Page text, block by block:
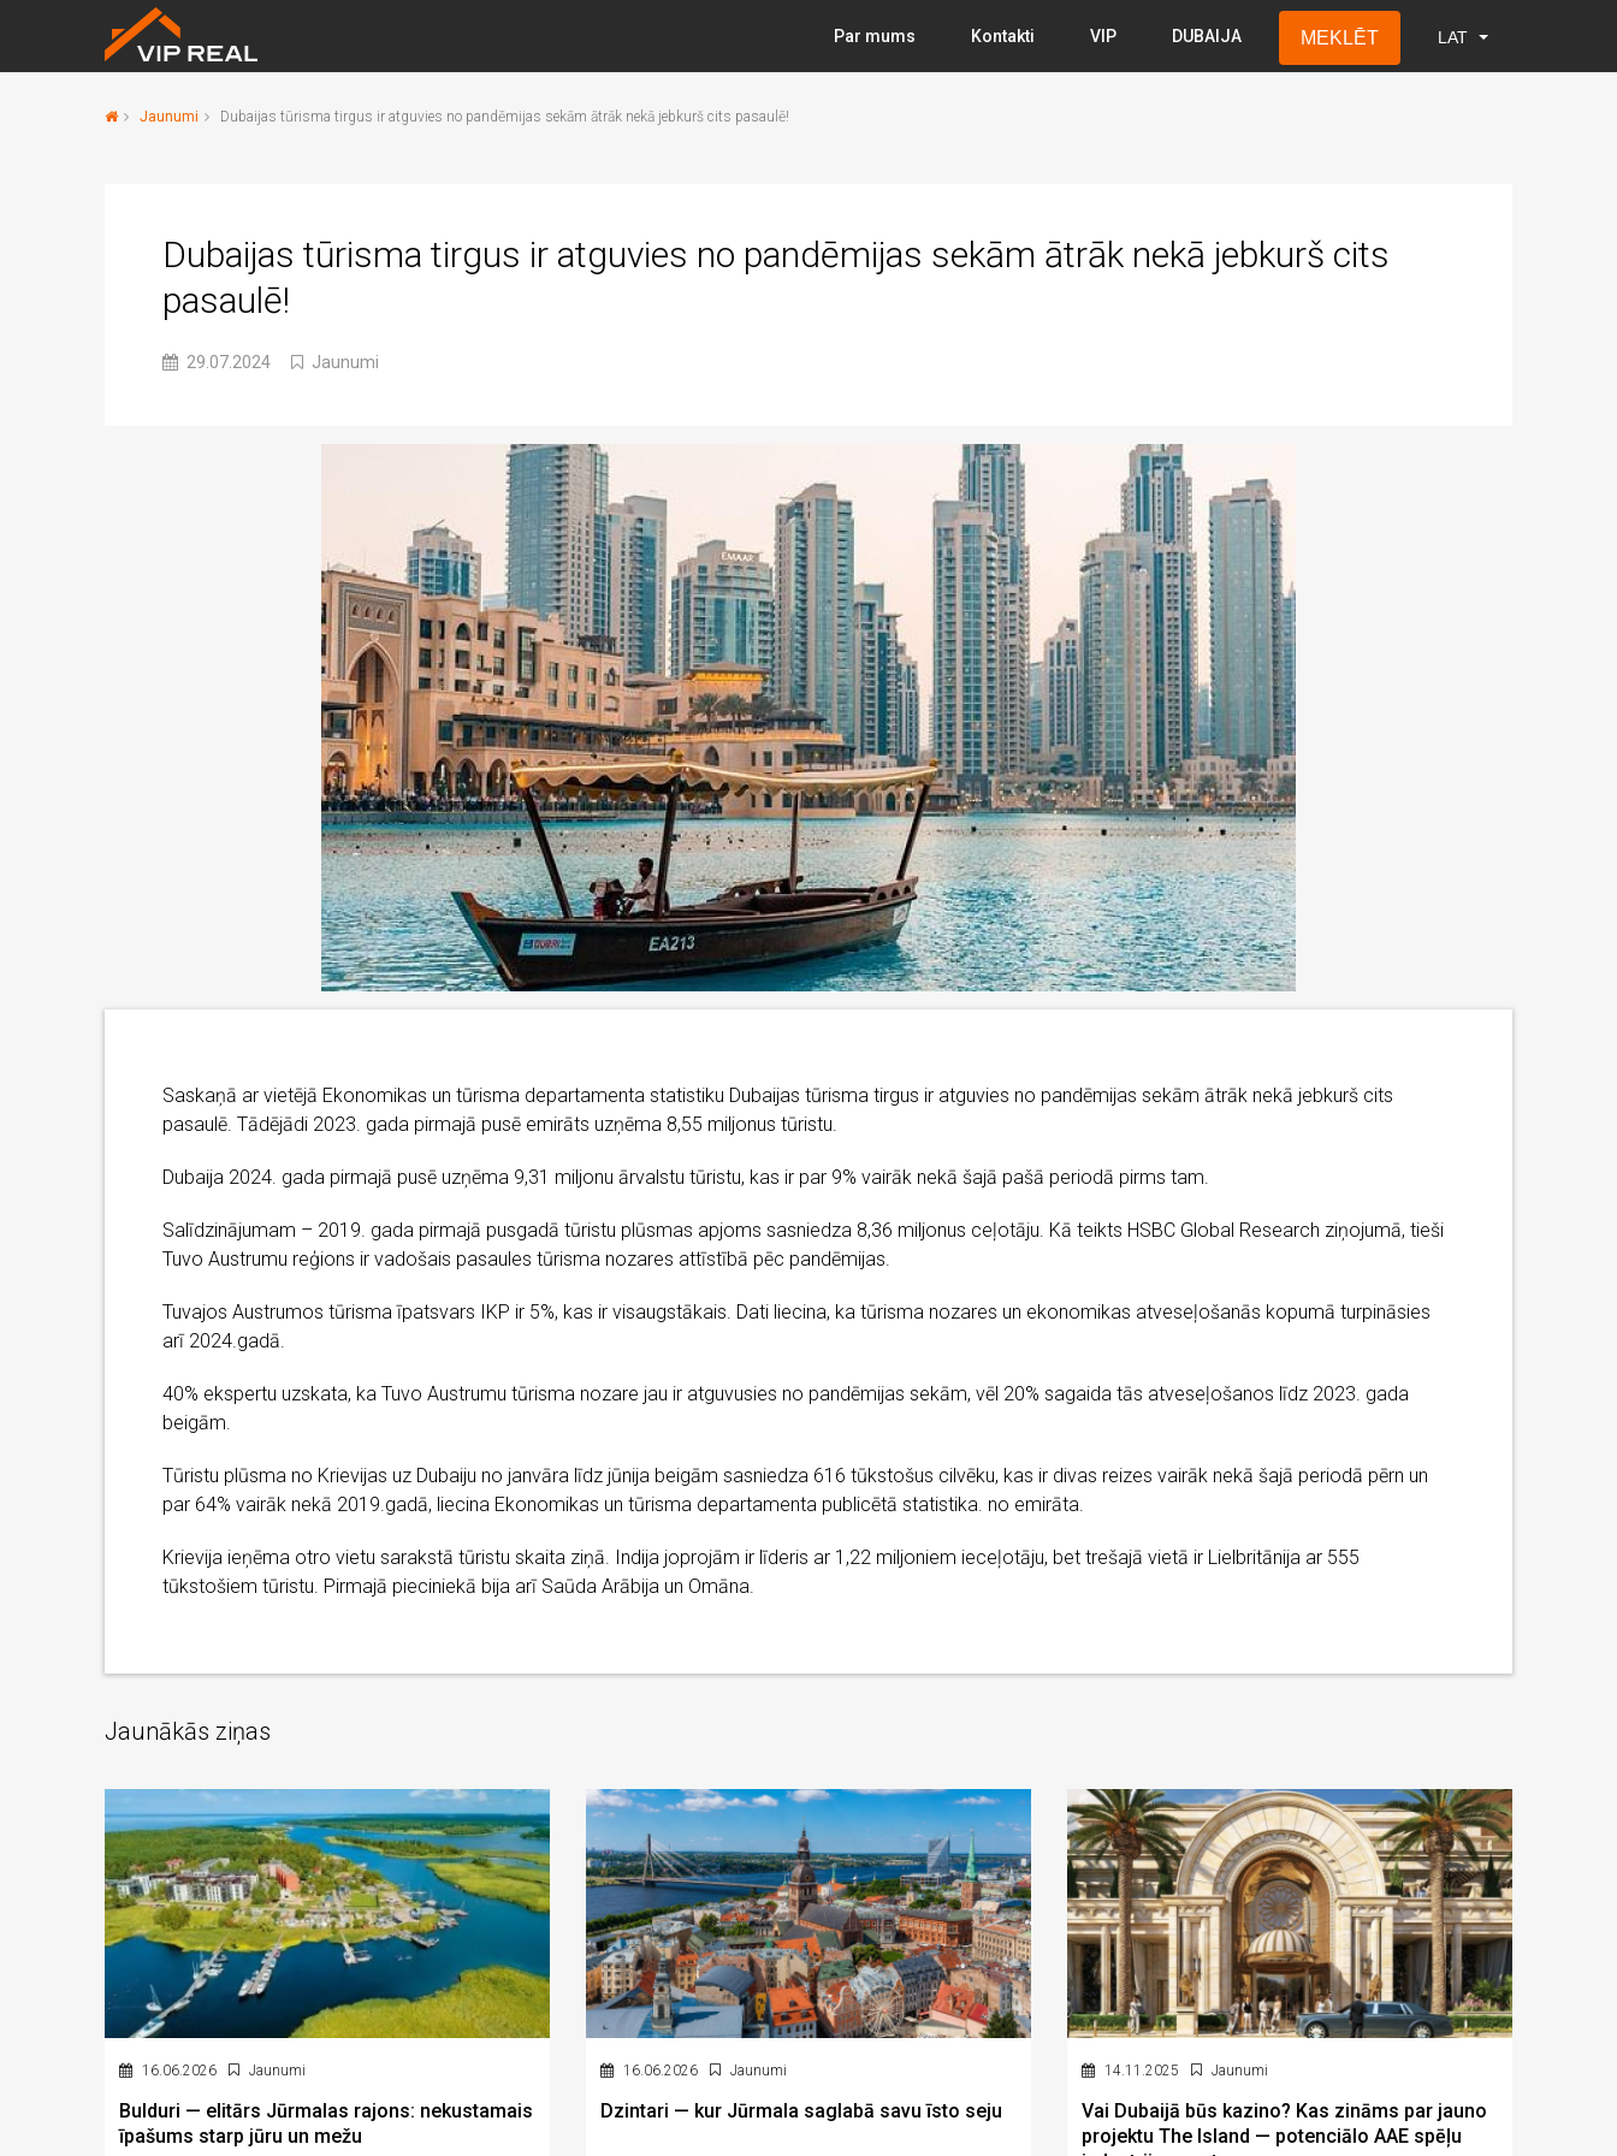
Par mums Kontakti VIP DUBAIJA MEKLĒT
LAT
LAT
Jaunumi Dubaijas tūrisma tirgus ir atguvies no pandēmijas sekām ātrāk nekā jebkurš cits pasaulē!
Dubaijas tūrisma tirgus ir atguvies no pandēmijas sekām ātrāk nekā jebkurš cits
pasaulē!
29.07.2024 Jaunumi
Saskaņā ar vietējā Ekonomikas un tūrisma departamenta statistiku Dubaijas tūrisma tirgus ir atguvies no pandēmijas sekām ātrāk nekā jebkurš cits
pasaulē. Tādējādi 2023. gada pirmajā pusē emirāts uzņēma 8,55 miljonus tūristu.
Dubaija 2024. gada pirmajā pusē uzņēma 9,31 miljonu ārvalstu tūristu, kas ir par 9% vairāk nekā šajā pašā periodā pirms tam.
Salīdzinājumam – 2019. gada pirmajā pusgadā tūristu plūsmas apjoms sasniedza 8,36 miljonus ceļotāju. Kā teikts HSBC Global Research ziņojumā, tieši
Tuvo Austrumu reģions ir vadošais pasaules tūrisma nozares attīstībā pēc pandēmijas.
Tuvajos Austrumos tūrisma īpatsvars IKP ir 5%, kas ir visaugstākais. Dati liecina, ka tūrisma nozares un ekonomikas atveseļošanās kopumā turpināsies
arī 2024.gadā.
40% ekspertu uzskata, ka Tuvo Austrumu tūrisma nozare jau ir atguvusies no pandēmijas sekām, vēl 20% sagaida tās atveseļošanos līdz 2023. gada
beigām.
Tūristu plūsma no Krievijas uz Dubaiju no janvāra līdz jūnija beigām sasniedza 616 tūkstošus cilvēku, kas ir divas reizes vairāk nekā šajā periodā pērn un
par 64% vairāk nekā 2019.gadā, liecina Ekonomikas un tūrisma departamenta publicētā statistika. no emirāta.
Krievija ieņēma otro vietu sarakstā tūristu skaita ziņā. Indija joprojām ir līderis ar 1,22 miljoniem ieceļotāju, bet trešajā vietā ir Lielbritānija ar 555
tūkstošiem tūristu. Pirmajā pieciniekā bija arī Saūda Arābija un Omāna.
Jaunākās ziņas
16.06.2026 Jaunumi
Bulduri — elitārs Jūrmalas rajons: nekustamais
īpašums starp jūru un mežu
16.06.2026 Jaunumi
Dzintari — kur Jūrmala saglabā savu īsto seju
14.11.2025 Jaunumi
Vai Dubaijā būs kazino? Kas zināms par jauno
projektu The Island — potenciālo AAE spēļu